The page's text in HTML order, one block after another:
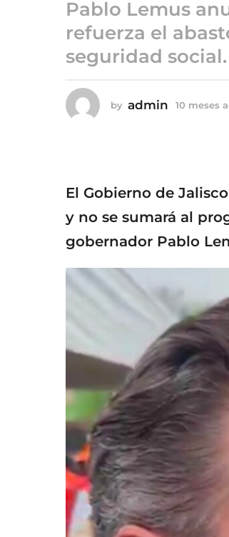
o
0
m
s
e
Pablo Lemus
refuerza el
seguridad social.
by admin 10 meses
El Gobierno de
y no se sumará al
gobernador Pablo